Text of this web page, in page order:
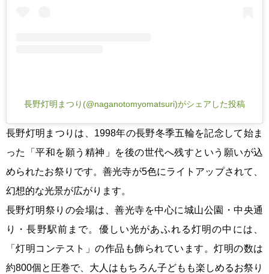
長野灯明まつり(@naganotomyomatsuri)がシェアした投稿
長野灯明まつりは、1998年の長野冬季五輪を記念して始ま
った「平和を願う精神」を後の世代へ残すという願いが込
められたお祭りです。善光寺が5色にライトアップされて、
幻想的な光景が広がります。
長野灯明祭りの会場は、善光寺を中心に城山公園・中央通
り・長野駅前まで。優しい光があふれる灯明の中には、
「灯明コンテスト」の作品も飾られています。灯明の数は
約800個と圧巻で、大人はもちろん子どもも楽しめるお祭り